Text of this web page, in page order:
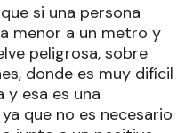
si una persona
menor a un metro y
peligrosa, sobre
donde es muy difícil
esa es una
que no es necesario